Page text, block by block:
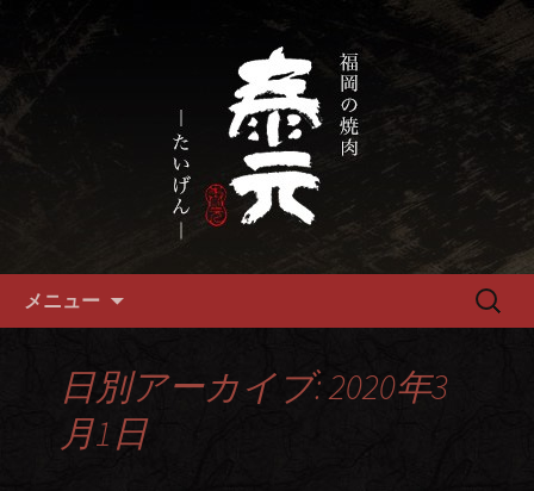
福岡市、畜産農家直送の厳選黒
毛和牛を愉しめる焼肉店
畜産農家直送の厳選肉が自慢の福岡市
の焼肉『泰元』
メニュー
検
日別アーカイブ: 2020年3
月1日